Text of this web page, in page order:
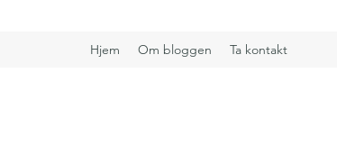
Hjem Om bloggen Ta kontakt